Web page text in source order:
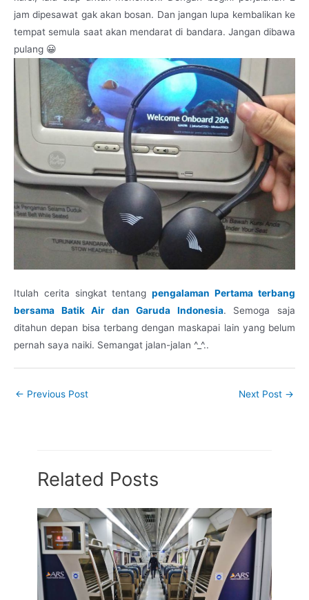
jam dipesawat gak akan bosan. Dan jangan lupa kembalikan ke
tempat semula saat akan mendarat di bandara. Jangan dibawa
pulang 😀
Itulah cerita singkat tentangpengalaman Pertama terbang
bersama Batik Air dan Garuda Indonesia. Semoga saja
ditahun depan bisa terbang dengan maskapai lain yang belum
pernah saya naiki. Semangat jalan-jalan ^_^..
← Previous Post Next Post →
Related Posts